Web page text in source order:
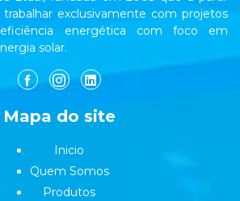
exclusivamente com projetos
energética com foco em
solar.
Mapa do site
Inicio
Quem Somos
Produtos